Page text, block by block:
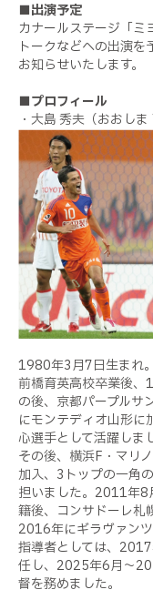
■出演予定
カナールステージ「ミ
トークなどへの出演を
お知らせいたします。
■プロフィール
・大島 秀夫（おおし
1980年3月7日生まれ。
前橋育英高校卒業後
の後、京都パープルサ
にモンテディオ山形
心選手として活躍しま
その後、横浜F・マリ
加入、3トップの一角
担いました。2011年8
籍後、コンサドーレ札
2016年にギラヴァン
指導者としては、
任し、2025年6月～
督を務めました。